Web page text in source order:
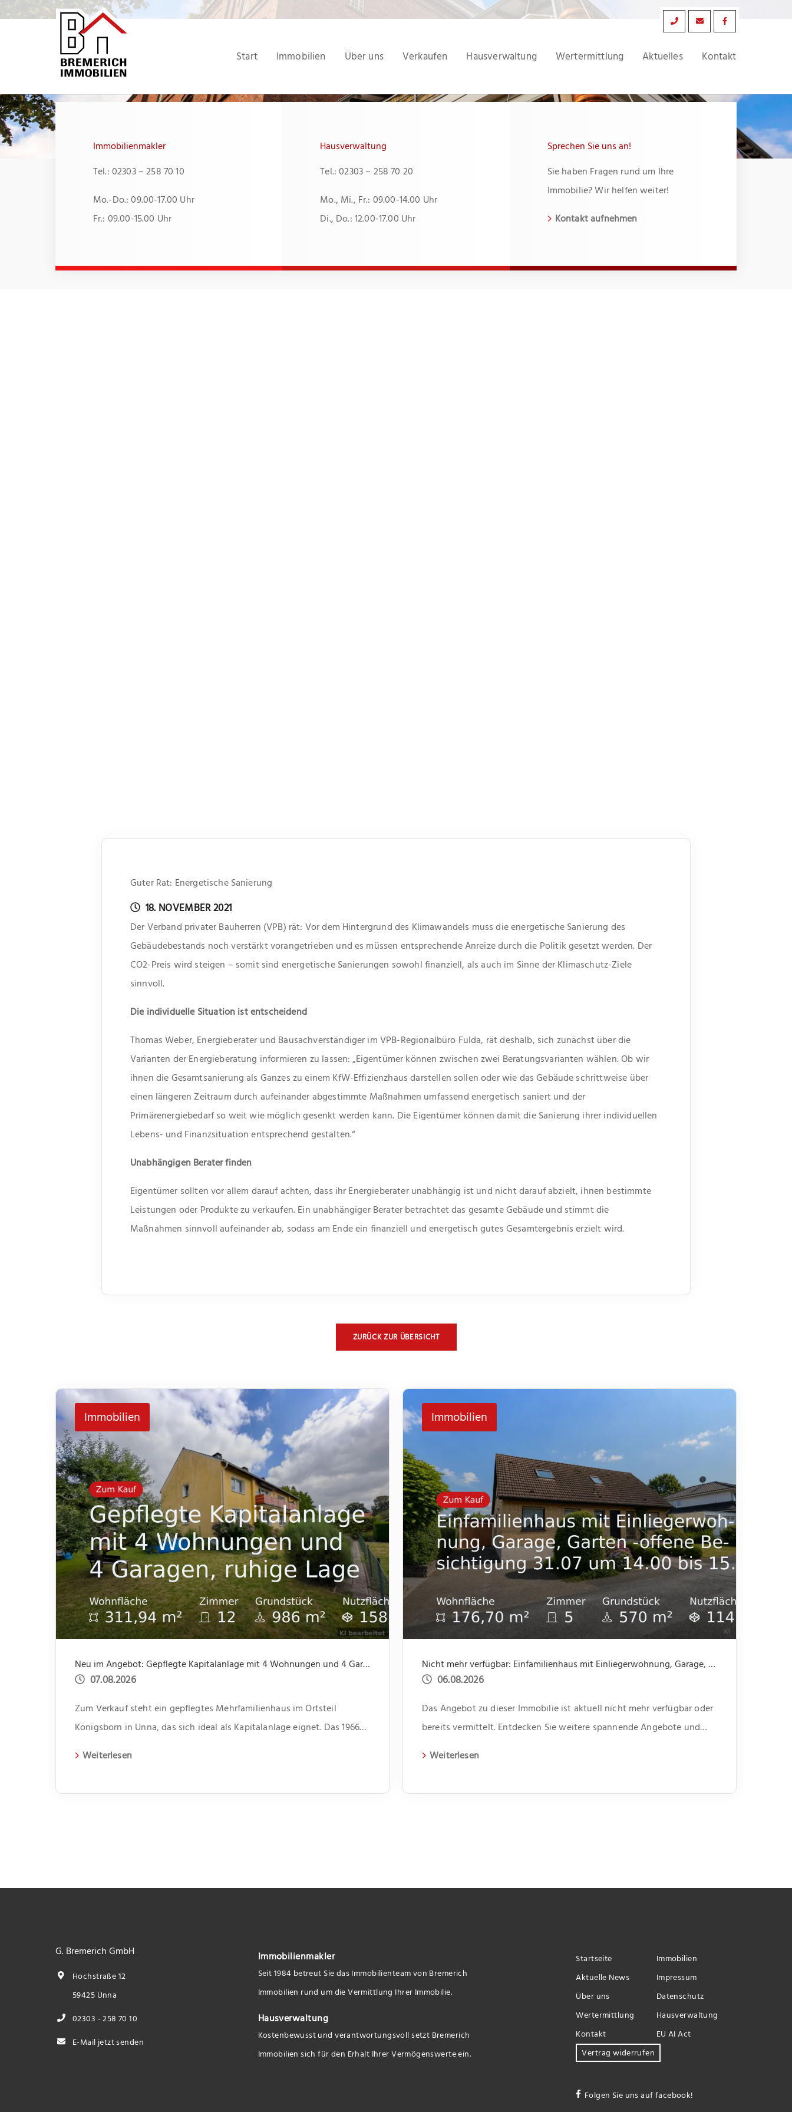
Zum
Start Immobilien Über uns Verkaufen Hausverwaltung Wertermittlung Aktuelles Kontakt
Immobilienmakler
Tel.: 02303 – 258 70 10
Mo.-Do.: 09.00-17.00 Uhr
Fr.: 09.00-15.00 Uhr
Hausverwaltung
Tel.: 02303 – 258 70 20
Mo., Mi., Fr.: 09.00-14.00 Uhr
Di., Do.: 12.00-17.00 Uhr
Sprechen Sie uns an!
Sie haben Fragen rund um Ihre
Immobilie? Wir helfen weiter!
Kontakt aufnehmen
Guter Rat: Energetische Sanierung
18. NOVEMBER 2021
Der Verband privater Bauherren (VPB) rät: Vor dem Hintergrund des Klimawandels muss die energetische Sanierung des
Gebäudebestands noch verstärkt vorangetrieben und es müssen entsprechende Anreize durch die Politik gesetzt werden. Der
CO2-Preis wird steigen – somit sind energetische Sanierungen sowohl finanziell, als auch im Sinne der Klimaschutz-Ziele
sinnvoll.
Die individuelle Situation ist entscheidend
Thomas Weber, Energieberater und Bausachverständiger im VPB-Regionalbüro Fulda, rät deshalb, sich zunächst über die
Varianten der Energieberatung informieren zu lassen: „Eigentümer können zwischen zwei Beratungsvarianten wählen. Ob wir
ihnen die Gesamtsanierung als Ganzes zu einem KfW-Effizienzhaus darstellen sollen oder wie das Gebäude schrittweise über
einen längeren Zeitraum durch aufeinander abgestimmte Maßnahmen umfassend energetisch saniert und der
Primärenergiebedarf so weit wie möglich gesenkt werden kann. Die Eigentümer können damit die Sanierung ihrer individuellen
Lebens- und Finanzsituation entsprechend gestalten.“
Unabhängigen Berater finden
Eigentümer sollten vor allem darauf achten, dass ihr Energieberater unabhängig ist und nicht darauf abzielt, ihnen bestimmte
Leistungen oder Produkte zu verkaufen. Ein unabhängiger Berater betrachtet das gesamte Gebäude und stimmt die
Maßnahmen sinnvoll aufeinander ab, sodass am Ende ein finanziell und energetisch gutes Gesamtergebnis erzielt wird.
ZURÜCK ZUR ÜBERSICHT
Immobilien
Neu im Angebot: Gepflegte Kapitalanlage mit 4 Wohnungen und 4 Garagen, ruhige Lage
07.08.2026
Zum Verkauf steht ein gepflegtes Mehrfamilienhaus im Ortsteil
Königsborn in Unna, das sich ideal als Kapitalanlage eignet. Das 1966
Weiterlesen
Immobilien
Nicht mehr verfügbar: Einfamilienhaus mit Einliegerwohnung, Garage, Garten -offene Besichtigung 31.07 um 14.00 bis 15.30
06.08.2026
Das Angebot zu dieser Immobilie ist aktuell nicht mehr verfügbar oder
bereits vermittelt. Entdecken Sie weitere spannende Angebote und
Weiterlesen
G. Bremerich GmbH
Hochstraße 12
59425 Unna
02303 - 258 70 10
E-Mail jetzt senden
Immobilienmakler
Seit 1984 betreut Sie das Immobilienteam von Bremerich
Immobilien rund um die Vermittlung Ihrer Immobilie.
Hausverwaltung
Kostenbewusst und verantwortungsvoll setzt Bremerich
Immobilien sich für den Erhalt Ihrer Vermögenswerte ein.
Startseite
Immobilien
Aktuelle News
Impressum
Über uns
Datenschutz
Wertermittlung
Hausverwaltung
Kontakt
EU AI Act
Vertrag widerrufen
Folgen Sie uns auf facebook!